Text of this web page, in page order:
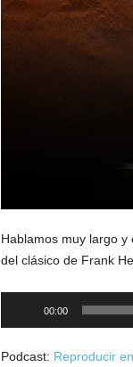
Hablamos muy largo
del clásico de Frank
00:00
Podcast: Reproducir